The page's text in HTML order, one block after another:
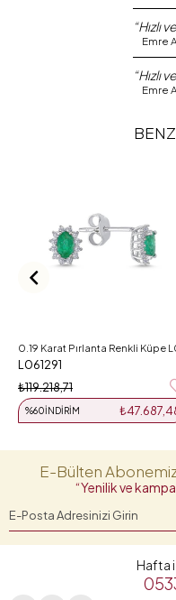
“Hızlı
Emre
“Hızlı
Emre
L061291
%60İNDIRIM
₺119.218,71
E-Bülten Abonemiz
“Yenilik ve
Hafta